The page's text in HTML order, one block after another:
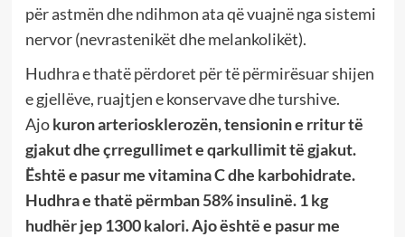
për astmën dhe ndihmon ata që vuajnë nga sistemi
nervor (nevrastenikët dhe melankolikët).
Hudhra e thatë përdoret për të përmirësuar shijen
e gjellëve, ruajtjen e konservave dhe turshive.
Ajokuron arteriosklerozën, tensionin e rritur të
gjakut dhe çrregullimet e qarkullimit të gjakut.
Është e pasur me vitamina C dhe karbohidrate.
Hudhra e thatë përmban 58% insulinë. 1 kg
hudhër jep 1300 kalori. Ajo është e pasur me